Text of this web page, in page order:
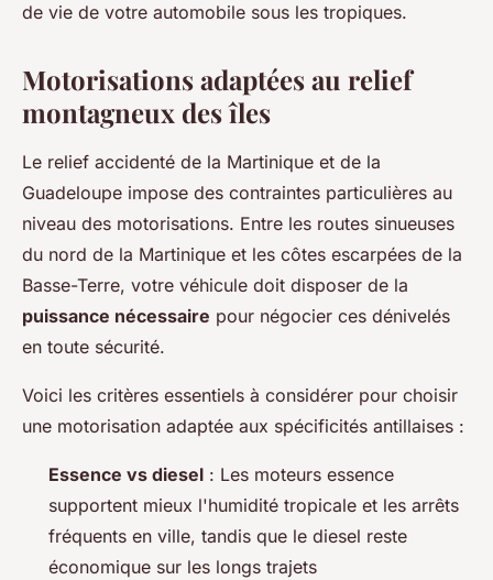
de vie de votre automobile sous les tropiques.
Motorisations adaptées au relief
montagneux des îles
Le relief accidenté de la Martinique et de la
Guadeloupe impose des contraintes particulières au
niveau des motorisations. Entre les routes sinueuses
du nord de la Martinique et les côtes escarpées de la
Basse-Terre, votre véhicule doit disposer de la
puissance nécessaire pour négocier ces dénivelés
en toute sécurité.
Voici les critères essentiels à considérer pour choisir
une motorisation adaptée aux spécificités antillaises :
Essence vs diesel : Les moteurs essence
supportent mieux l'humidité tropicale et les arrêts
fréquents en ville, tandis que le diesel reste
économique sur les longs trajets